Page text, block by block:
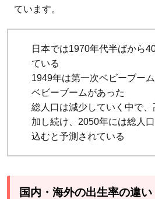
ています。
日本では1970年代半ばから
ている
1949年は第一次ベビーブー
ベビーブームがあった
総人口は減少していく中で
加し続け、2050年には総人
込むと予測されている
国内・海外の出生率の違い